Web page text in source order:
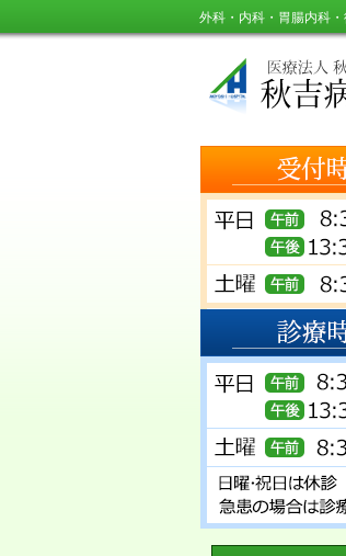
外科・内科・胃腸内科